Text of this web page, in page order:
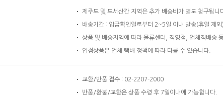
제주도 및 도서산간 지역은 추가 배송비가 별도 청구됩니
배송기간 : 입금확인일로부터 2~5일 이내 발송(휴일 제
상품 및 배송지역에 따라 물류센터, 직영점, 업체직배송
입점상품은 업체 택배 정책에 따라 다를 수 있습니다.
교환/반품 접수 : 02-2207-2000
반품/환불/교환은 상품 수령 후 7일이내에 가능합니다.